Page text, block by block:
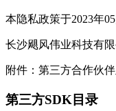
本隐私政策于2023年
长沙飓风伟业科技有限
附件：第三方合作伙
第三方SDK目录